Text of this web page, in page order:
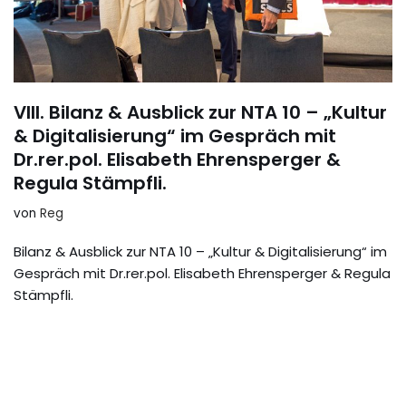
VIII. Bilanz & Ausblick zur NTA 10 – „Kultur
& Digitalisierung“ im Gespräch mit
Dr.rer.pol. Elisabeth Ehrensperger &
Regula Stämpfli.
von Reg
Bilanz & Ausblick zur NTA 10 – „Kultur & Digitalisierung“ im
Gespräch mit Dr.rer.pol. Elisabeth Ehrensperger & Regula
Stämpfli.